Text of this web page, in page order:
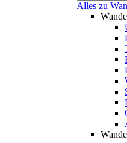
Alles zu